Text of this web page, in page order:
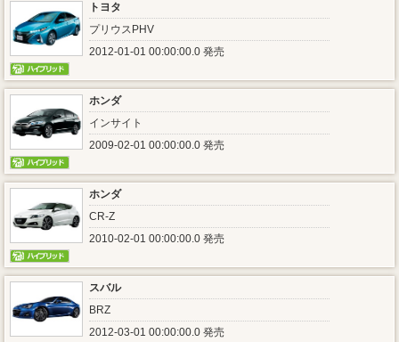
トヨタ
プリウスPHV
2012-01-01 00:00:00.0 発売
ホンダ
インサイト
2009-02-01 00:00:00.0 発売
ホンダ
CR-Z
2010-02-01 00:00:00.0 発売
スバル
BRZ
2012-03-01 00:00:00.0 発売